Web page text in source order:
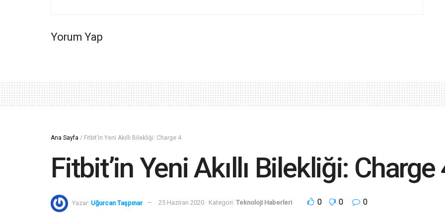
Yorum Yap
Ana Sayfa / Fitbit’in Yeni Akıllı Bilekliği: Charge 4
Fitbit’in Yeni Akıllı Bilekliği: Charge
Yazar: Uğurcan Taşpınar 25 Haziran 2020 Kategori: Teknoloji Haberleri 0 0 0